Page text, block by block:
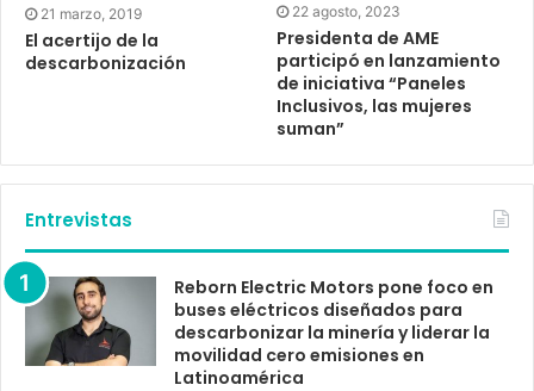
21 marzo, 2019
El acertijo de la
descarbonización
22 agosto, 2023
Presidenta de AME
participó en lanzamiento
de iniciativa “Paneles
Inclusivos, las mujeres
suman”
Entrevistas
Reborn Electric Motors pone foco en
buses eléctricos diseñados para
descarbonizar la minería y liderar la
movilidad cero emisiones en
Latinoamérica